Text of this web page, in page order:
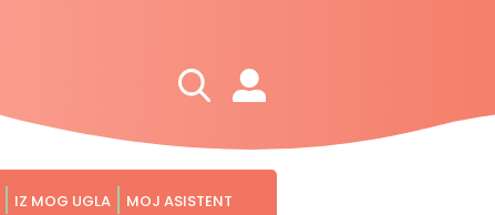
IZ MOG UGLA MOJ ASISTENT